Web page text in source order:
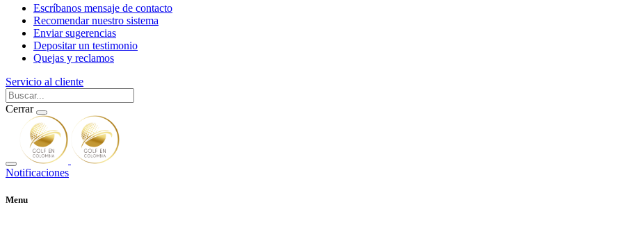
Escríbanos mensaje de contacto
Recomendar nuestro sistema
Enviar sugerencias
Depositar un testimonio
Quejas y reclamos
Servicio al cliente
Cerrar
Notificaciones
Menu